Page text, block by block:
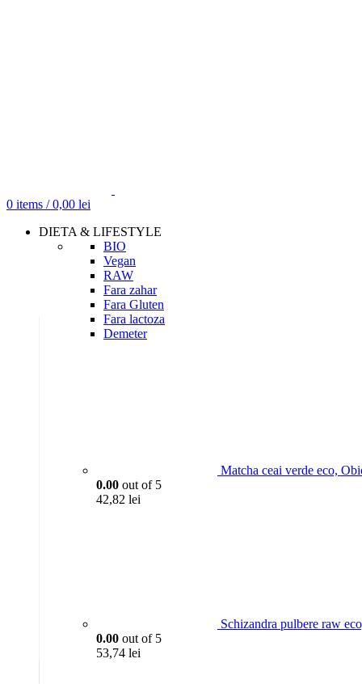
0 items / 0,00 lei
DIETA & LIFESTYLE
BIO
Vegan
RAW
Fara zahar
Fara Gluten
Fara lactoza
Demeter
Matcha ceai verde eco,
0.00 out of 5
42,82 lei
Schizandra pulbere raw
0.00 out of 5
53,74 lei